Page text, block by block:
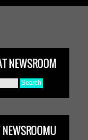
NEWSROOM